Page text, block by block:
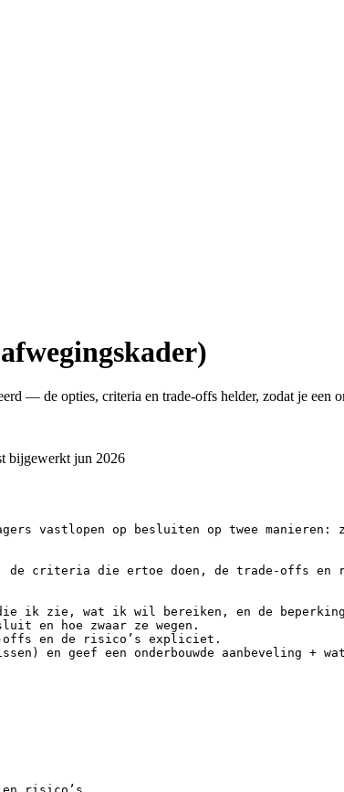
— de opties, criteria en trade-offs helder, zodat je
bijgewerkt jun 2026
vastlopen op besluiten op twee
criteria die ertoe doen, de trade-offs en
ik zie, wat ik wil bereiken, en de
en hoe zwaar ze wegen.
en de risico’s expliciet.
en geef een onderbouwde aanbeveling +